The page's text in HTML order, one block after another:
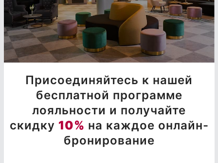
Присоединяйтесь к нашей
бесплатной программе
лояльности и получайте
скидку 10% на каждое онлайн-
бронирование